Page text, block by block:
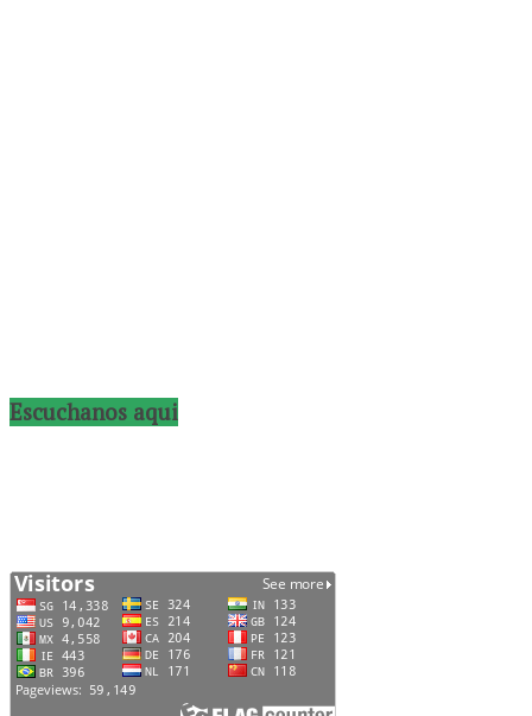
Escuchanos aqui